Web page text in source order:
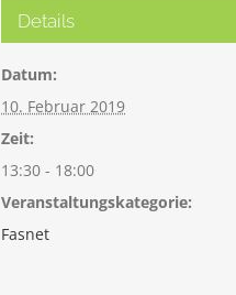
Details
Datum:
10. Februar 2019
Zeit:
13:30 - 18:00
Veranstaltungskategorie:
Fasnet